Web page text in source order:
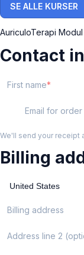
SE ALLE KURSER
AuriculoTerapi
Contact
First name
Email for
We'll send your receipt
Billing
Billing address
Address line 2